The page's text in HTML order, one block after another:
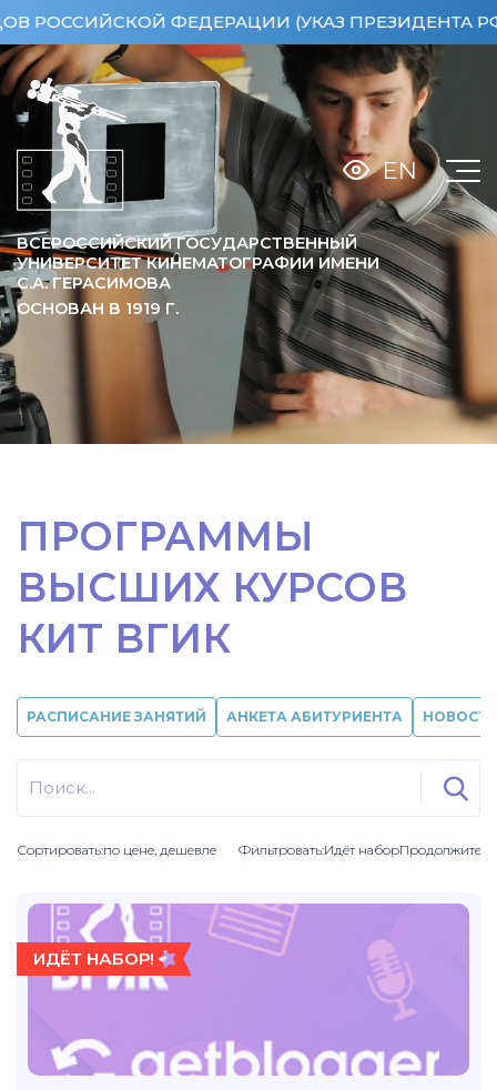
ФЕДЕРАЦИИ (УКАЗ ПРЕЗИДЕНТА РФ ОТ
ВСЕРОССИЙСКИЙ ГОСУДАРСТВЕННЫЙ
УНИВЕРСИТЕТ КИНЕМАТОГРАФИИ ИМЕНИ
С.А. ГЕРАСИМОВА
ОСНОВАН В 1919 Г.
EN
ПРОГРАММЫ
ВЫСШИХ КУРСОВ
КИТ ВГИК
РАСПИСАНИЕ ЗАНЯТИЙ АНКЕТА АБИТУРИЕНТА НОВОСТИ
Сортировать:по цене, дешевле Фильтровать:Идёт набор
ИДЁТ НАБОР!